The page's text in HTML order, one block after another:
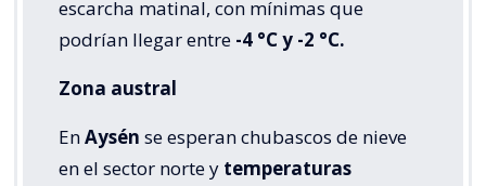
escarcha matinal, con mínimas que
podrían llegar entre -4 °C y -2 °C.
Zona austral
EnAysén se esperan chubascos de nieve
en el sector norte y temperaturas